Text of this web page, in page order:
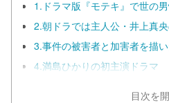
1.ドラマ版『モテキ』で世の
2.朝ドラでは主人公・井上真
3.事件の被害者と加害者を描
4.満島ひかりの初主演ドラマ
目次を